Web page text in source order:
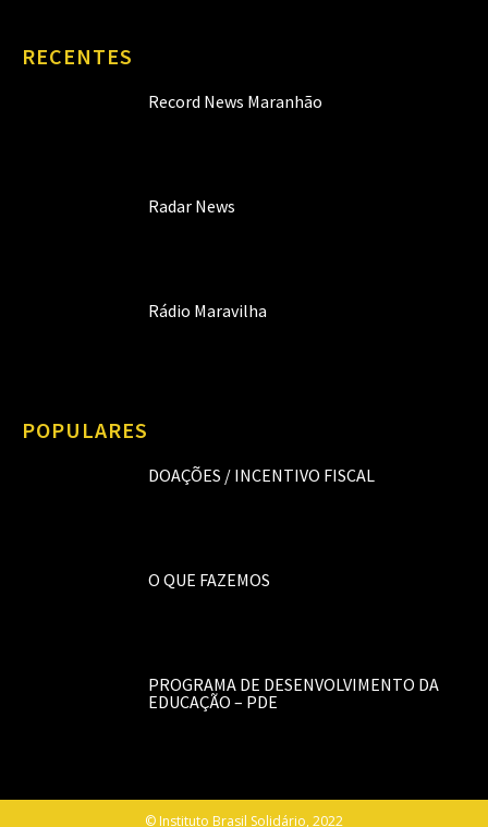
RECENTES
Record News Maranhão
Radar News
Rádio Maravilha
POPULARES
DOAÇÕES / INCENTIVO FISCAL
O QUE FAZEMOS
PROGRAMA DE DESENVOLVIMENTO DA
EDUCAÇÃO – PDE
© Instituto Brasil Solidário, 2022